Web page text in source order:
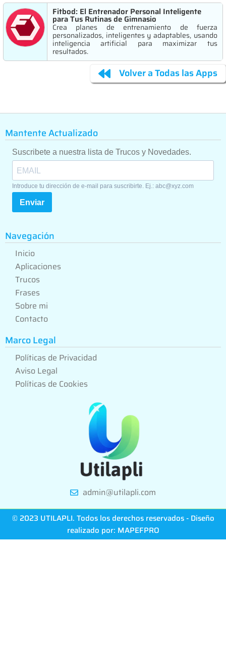
Fitbod: El Entrenador Personal Inteligente
para Tus Rutinas de Gimnasio
Crea planes de entrenamiento de fuerza
personalizados, inteligentes y adaptables, usando
inteligencia artificial para maximizar tus
resultados.
Volver a Todas las Apps
admin@utilapli.com
Navegación
Inicio
Aplicaciones
Trucos
Frases
Sobre mi
Contacto
Marco Legal
Políticas de Privacidad
Aviso Legal
Políticas de Cookies
Mantente Actualizado
Suscribete a nuestra lista de Trucos y Novedades.
Introduce tu dirección de e-mail para suscribirte. Ej.: abc@xyz.com
Enviar
© 2023 UTILAPLI. Todos los derechos reservados - Diseño
realizado por: MAPEFPRO